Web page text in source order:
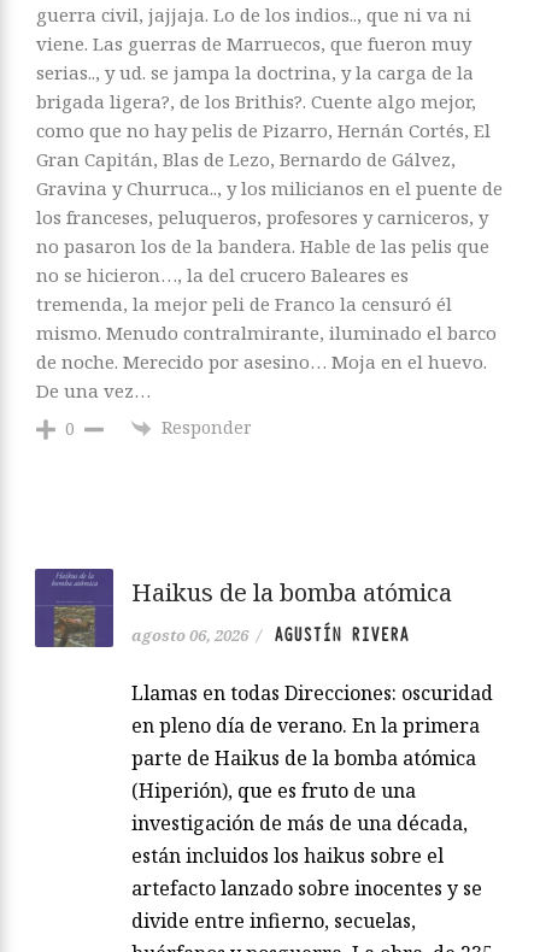
guerra civil, jajjaja. Lo de los indios.., que ni va ni
viene. Las guerras de Marruecos, que fueron muy
serias.., y ud. se jampa la doctrina, y la carga de la
brigada ligera?, de los Brithis?. Cuente algo mejor,
como que no hay pelis de Pizarro, Hernán Cortés, El
Gran Capitán, Blas de Lezo, Bernardo de Gálvez,
Gravina y Churruca.., y los milicianos en el puente de
los franceses, peluqueros, profesores y carniceros, y
no pasaron los de la bandera. Hable de las pelis que
no se hicieron…, la del crucero Baleares es
tremenda, la mejor peli de Franco la censuró él
mismo. Menudo contralmirante, iluminado el barco
de noche. Merecido por asesino… Moja en el huevo.
De una vez…
0 Responder
Haikus de la bomba atómica
agosto 06, 2026 / AGUSTÍN RIVERA
Llamas en todas Direcciones: oscuridad
en pleno día de verano. En la primera
parte de Haikus de la bomba atómica
(Hiperión), que es fruto de una
investigación de más de una década,
están incluidos los haikus sobre el
artefacto lanzado sobre inocentes y se
divide entre infierno, secuelas,